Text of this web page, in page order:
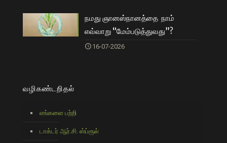
நமது ஞானஸ்நானத்தை நாம்
எவ்வாறு “மேம்படுத்துவது”?
16-07-2026
வழிகண்டறிதல்
எங்களை பற்றி
டாக்டர் ஆர்.சி. ஸ்ப்ரூல்